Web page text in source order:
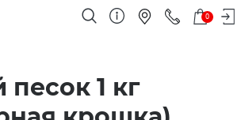
0
1 кг